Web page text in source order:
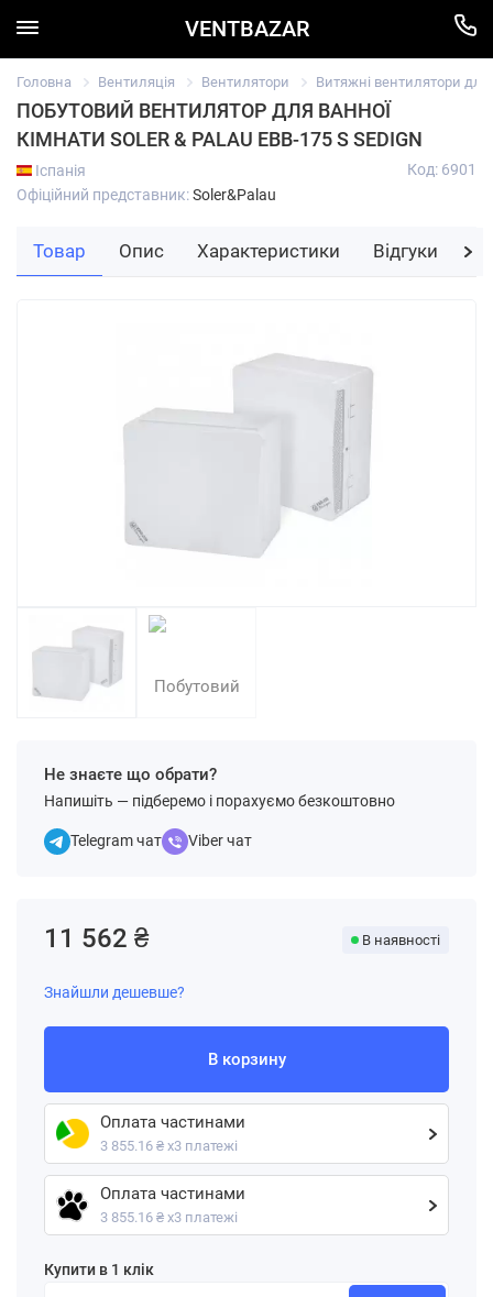
VENTBAZAR
Головна Вентиляція Вентилятори Витяжні вентилятори для
ПОБУТОВИЙ ВЕНТИЛЯТОР ДЛЯ ВАННОЇ
КІМНАТИ SOLER & PALAU EBB-175 S SEDIGN
Іспанія
Офіційний представник:Soler&Palau
Код: 6901
Не знаєте що обрати?
Напишіть — підберемо і порахуємо безкоштовно
Telegram чат Viber чат
11 562 ₴ В наявності
Знайшли дешевше?
В корзину
Оплата частинами
3 855.16 ₴ х3 платежі
Оплата частинами
3 855.16 ₴ х3 платежі
Купити в 1 клік
Товар Опис Характеристики Відгуки